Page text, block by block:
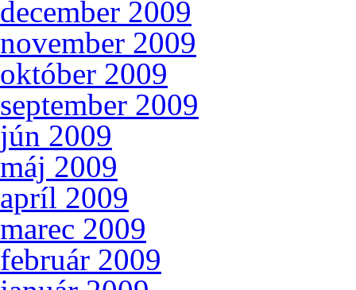
december 2009
november 2009
október 2009
september 2009
jún 2009
máj 2009
apríl 2009
marec 2009
február 2009